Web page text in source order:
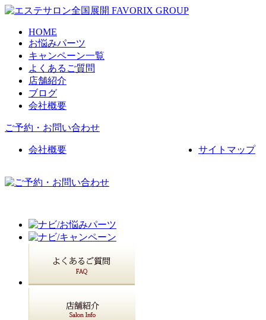
HOME
お悩みパーツ
キャンペーン一覧
よくあるご質問
店舗紹介
ブログ
会社概要
ご予約・お問い合わせ
サイトマップ
会社概要